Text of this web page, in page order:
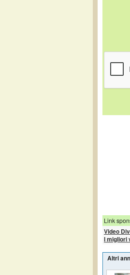
Link
Video
I migliori
Altri